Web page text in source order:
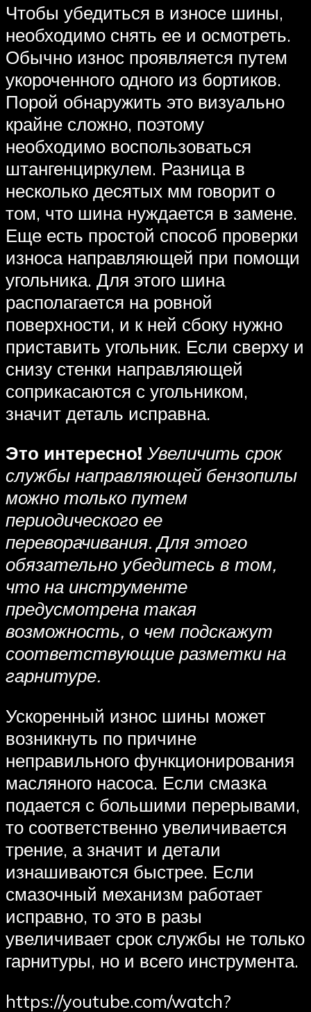
Чтобы убедиться в износе шины,
необходимо снять ее и осмотреть.
Обычно износ проявляется путем
укороченного одного из бортиков.
Порой обнаружить это визуально
крайне сложно, поэтому
необходимо воспользоваться
штангенциркулем. Разница в
несколько десятых мм говорит о
том, что шина нуждается в замене.
Еще есть простой способ проверки
износа направляющей при помощи
угольника. Для этого шина
располагается на ровной
поверхности, и к ней сбоку нужно
приставить угольник. Если сверху и
снизу стенки направляющей
соприкасаются с угольником,
значит деталь исправна.
Это интересно! Увеличить срок
службы направляющей бензопилы
можно только путем
периодического ее
переворачивания. Для этого
обязательно убедитесь в том,
что на инструменте
предусмотрена такая
возможность, о чем подскажут
соответствующие разметки на
гарнитуре.
Ускоренный износ шины может
возникнуть по причине
неправильного функционирования
масляного насоса. Если смазка
подается с большими перерывами,
то соответственно увеличивается
трение, а значит и детали
изнашиваются быстрее. Если
смазочный механизм работает
исправно, то это в разы
увеличивает срок службы не только
гарнитуры, но и всего инструмента.
https://youtube.com/watch?